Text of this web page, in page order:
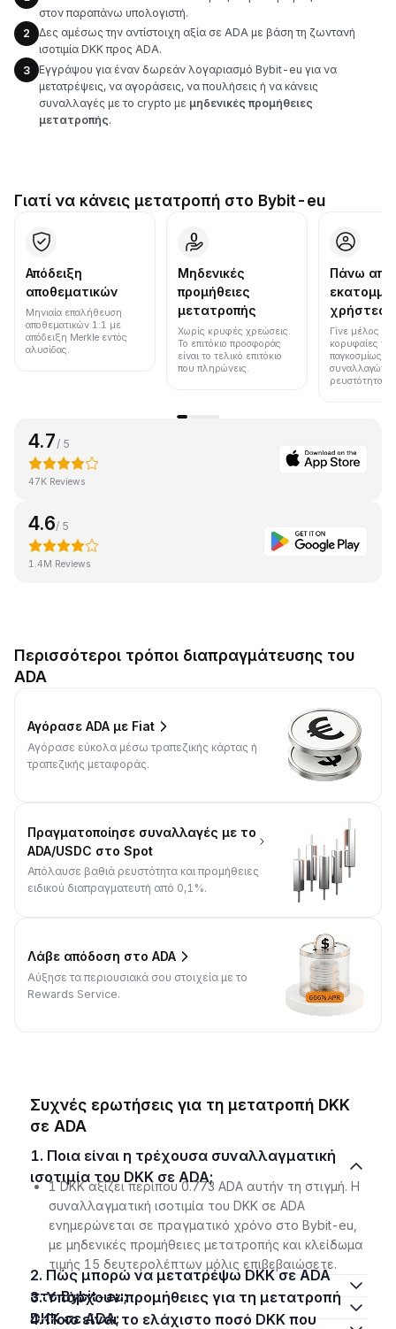
στον παραπάνω υπολογιστή.
2
Δες αμέσως την αντίστοιχη αξία σε ADA με βάση τη ζωντανή
ισοτιμία DKK προς ADA.
3
Εγγράψου για έναν δωρεάν λογαριασμό Bybit-eu για να
μετατρέψεις, να αγοράσεις, να πουλήσεις ή να κάνεις
συναλλαγές με το crypto με μηδενικές προμήθειες
μετατροπής.
Γιατί να κάνεις μετατροπή στο Bybit-eu
Απόδειξη
αποθεματικών
Μηνιαία επαλήθευση
αποθεματικών 1:1 με
απόδειξη Merkle εντός
αλυσίδας.
Μηδενικές
προμήθειες
μετατροπής
Χωρίς κρυφές χρεώσεις.
Το επιτόκιο προσφοράς
είναι το τελικό επιτόκιο
που πληρώνεις.
Πάνω από
χρήστες
Γίνε μέλος
κορυφαίες
παγκοσμίως
συναλλαγών
ρευστότητα.
4.7 / 5
47K Reviews
4.6/ 5
1.4M Reviews
Περισσότεροι τρόποι διαπραγμάτευσης του
ADA
Αγόρασε ADA με Fiat
Αγόρασε εύκολα μέσω τραπεζικής κάρτας ή
τραπεζικής μεταφοράς.
Πραγματοποίησε συναλλαγές με το
ADA/USDC στο Spot
Απόλαυσε βαθιά ρευστότητα και προμήθειες
ειδικού διαπραγματευτή από 0,1%.
Λάβε απόδοση στο ADA
Αύξησε τα περιουσιακά σου στοιχεία με το
Rewards Service.
Συχνές ερωτήσεις για τη μετατροπή DKK
σε ADA
1. Ποια είναι η τρέχουσα συναλλαγματική
ισοτιμία του DKK σε ADA;
1 DKK αξίζει περίπου 0.773 ADA αυτήν τη στιγμή. Η
συναλλαγματική ισοτιμία του DKK σε ADA
ενημερώνεται σε πραγματικό χρόνο στο Bybit-eu,
με μηδενικές προμήθειες μετατροπής και κλείδωμα
τιμής 15 δευτερολέπτων μόλις επιβεβαιώσετε.
2. Πώς μπορώ να μετατρέψω DKK σε ADA
στο Bybit-eu;
3. Υπάρχουν προμήθειες για τη μετατροπή
DKK σε ADA;
4. Ποιο είναι το ελάχιστο ποσό DKK που